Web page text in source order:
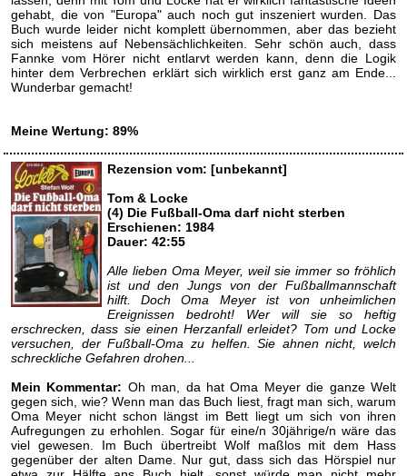
gehabt, die von "Europa" auch noch gut inszeniert wurden. Das
Buch wurde leider nicht komplett übernommen, aber das bezieht
sich meistens auf Nebensächlichkeiten. Sehr schön auch, dass
Fannke vom Hörer nicht entlarvt werden kann, denn die Logik
hinter dem Verbrechen erklärt sich wirklich erst ganz am Ende...
Wunderbar gemacht!
Meine Wertung: 89%
Rezension vom: [unbekannt]
Tom & Locke
(4) Die Fußball-Oma darf nicht sterben
Erschienen: 1984
Dauer: 42:55
Alle lieben Oma Meyer, weil sie immer so fröhlich
ist und den Jungs von der Fußballmannschaft
hilft. Doch Oma Meyer ist von unheimlichen
Ereignissen bedroht! Wer will sie so heftig
erschrecken, dass sie einen Herzanfall erleidet? Tom und Locke
versuchen, der Fußball-Oma zu helfen. Sie ahnen nicht, welch
schreckliche Gefahren drohen...
Mein Kommentar: Oh man, da hat Oma Meyer die ganze Welt
gegen sich, wie? Wenn man das Buch liest, fragt man sich, warum
Oma Meyer nicht schon längst im Bett liegt um sich von ihren
Aufregungen zu erhohlen. Sogar für eine/n 30jährige/n wäre das
viel gewesen. Im Buch übertreibt Wolf maßlos mit dem Hass
gegenüber der alten Dame. Nur gut, dass sich das Hörspiel nur